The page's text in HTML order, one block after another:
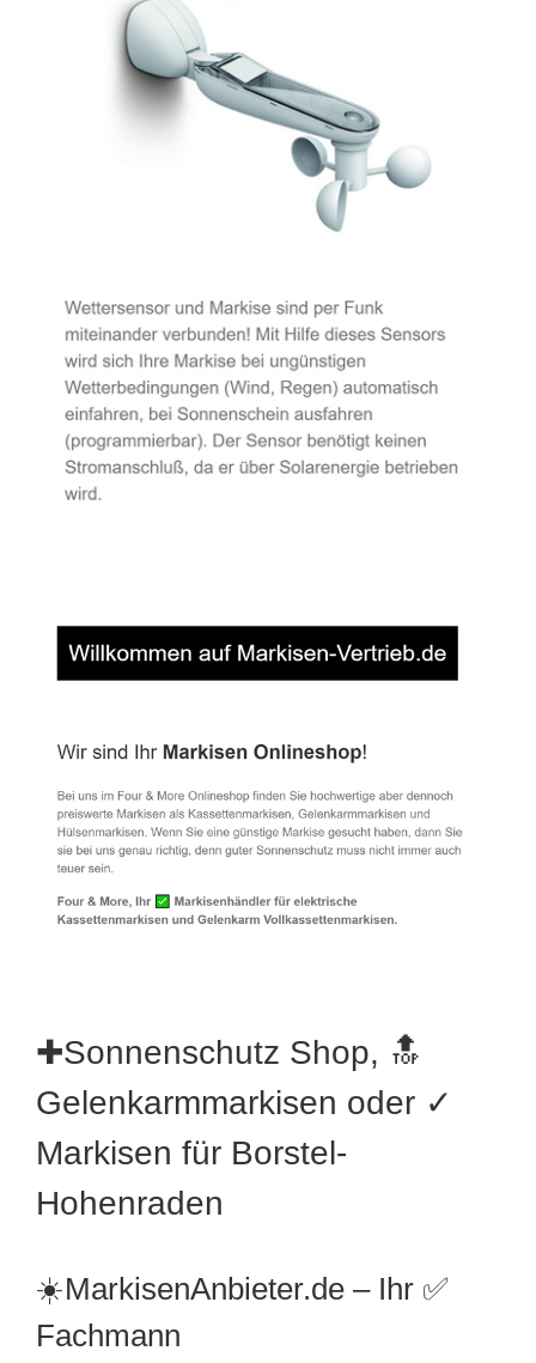
✚Sonnenschutz Shop, 🔝
Gelenkarmmarkisen oder ✓
Markisen für Borstel-
Hohenraden
☀️MarkisenAnbieter.de – Ihr ✅
Fachmann